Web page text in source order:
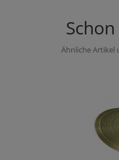
Ähnliche Artikel